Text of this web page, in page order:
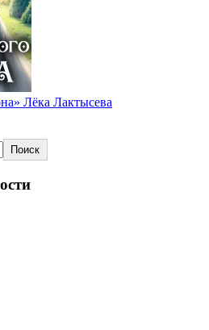
Лёка Лактысева
Поиск